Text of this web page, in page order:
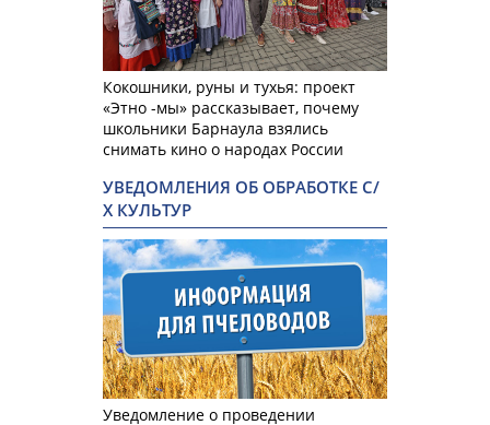
Кокошники, руны и тухья: проект
«Этно -мы» рассказывает, почему
школьники Барнаула взялись
снимать кино о народах России
УВЕДОМЛЕНИЯ ОБ ОБРАБОТКЕ С/
Х КУЛЬТУР
Уведомление о проведении